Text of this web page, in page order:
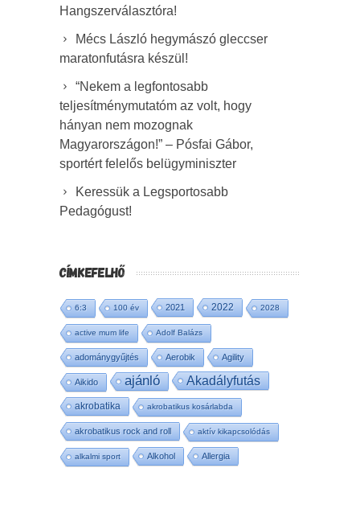
Hangszerválasztóra!
Mécs László hegymászó gleccser
maratonfutásra készül!
“Nekem a legfontosabb
teljesítménymutatóm az volt, hogy
hányan nem mozognak
Magyarországon!” – Pósfai Gábor,
sportért felelős belügyminiszter
Keressük a Legsportosabb
Pedagógust!
CÍMKEFELHŐ
6:3 100 év 2021 2022 2028
active mum life Adolf Balázs
adománygyűjtés Aerobik Agility
Aikido ajánló Akadályfutás
akrobatika akrobatikus kosárlabda
akrobatikus rock and roll aktív kikapcsolódás
alkalmi sport Alkohol Allergia